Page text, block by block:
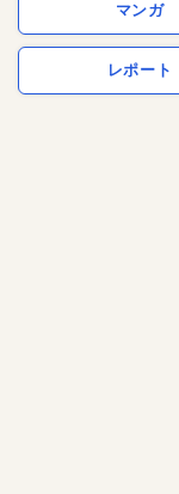
マンガ
レポート